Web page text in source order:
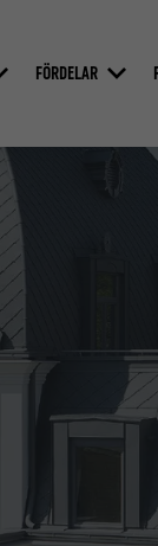
FÖRDELAR